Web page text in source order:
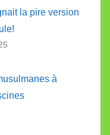
la pire version
à